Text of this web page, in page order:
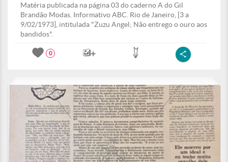
Matéria publicada na página 03 do caderno A do Gil
Brandão Modas. Informativo ABC. Rio de Janeiro, [3 a
9/02/1973], intitulada "Zuzu Angel; Não entrego o ouro aos
bandidos".
0